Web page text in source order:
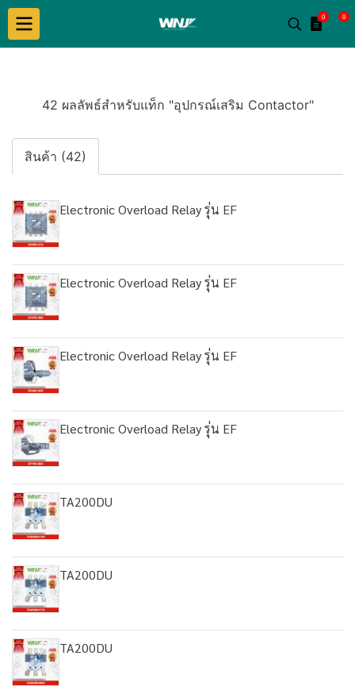
0 0
42 ผลลัพธ์สำหรับแท็ก "อุปกรณ์เสริม Contactor"
สินค้า (42)
Electronic Overload Relay รุ่น EF
Electronic Overload Relay รุ่น EF
Electronic Overload Relay รุ่น EF
Electronic Overload Relay รุ่น EF
TA200DU
TA200DU
TA200DU